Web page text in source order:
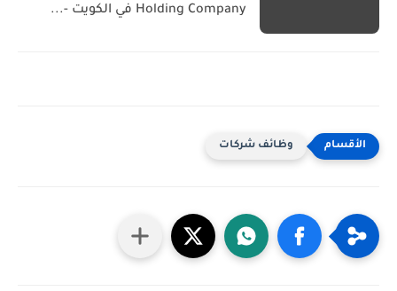
Holding Company في الكويت -...
وظائف شركات